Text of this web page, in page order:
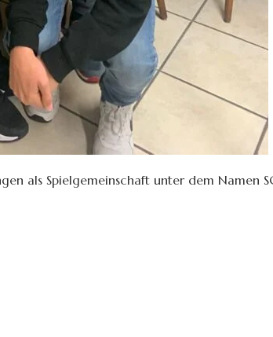
als Spielgemeinschaft unter dem Namen